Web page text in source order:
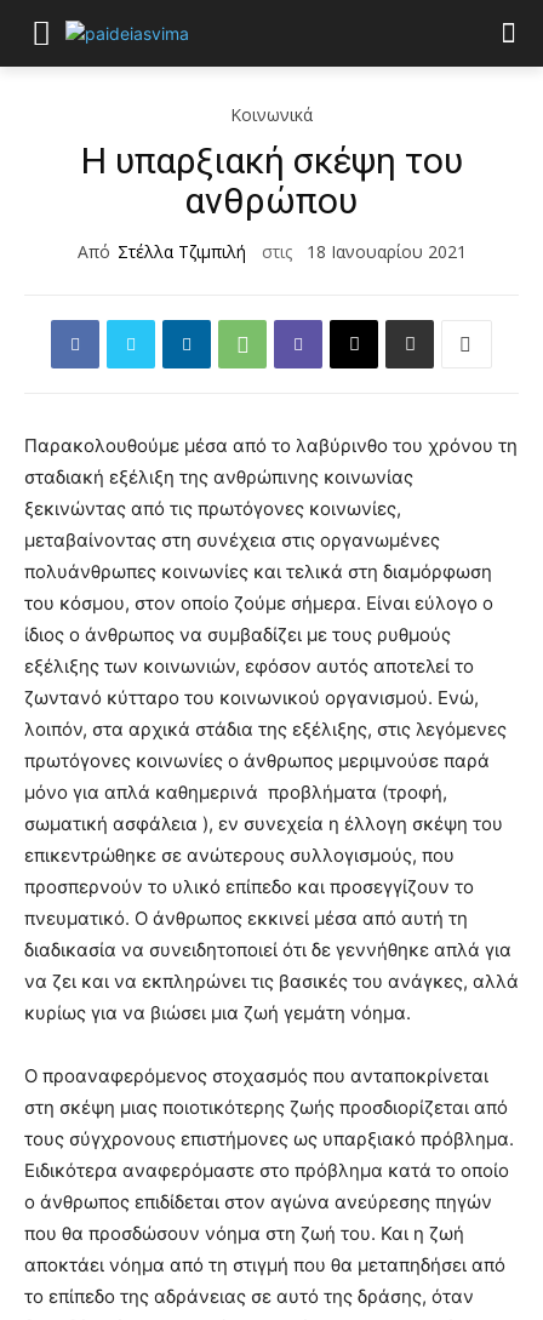
Κοινωνικά
Η υπαρξιακή σκέψη του
ανθρώπου
Από Στέλλα Τζιμπιλή στις 18 Ιανουαρίου 2021
Παρακολουθούμε μέσα από το λαβύρινθο του χρόνου τη
σταδιακή εξέλιξη της ανθρώπινης κοινωνίας
ξεκινώντας από τις πρωτόγονες κοινωνίες,
μεταβαίνοντας στη συνέχεια στις οργανωμένες
πολυάνθρωπες κοινωνίες και τελικά στη διαμόρφωση
του κόσμου, στον οποίο ζούμε σήμερα. Είναι εύλογο ο
ίδιος ο άνθρωπος να συμβαδίζει με τους ρυθμούς
εξέλιξης των κοινωνιών, εφόσον αυτός αποτελεί το
ζωντανό κύτταρο του κοινωνικού οργανισμού. Ενώ,
λοιπόν, στα αρχικά στάδια της εξέλιξης, στις λεγόμενες
πρωτόγονες κοινωνίες ο άνθρωπος μεριμνούσε παρά
μόνο για απλά καθημερινά προβλήματα (τροφή,
σωματική ασφάλεια ), εν συνεχεία η έλλογη σκέψη του
επικεντρώθηκε σε ανώτερους συλλογισμούς, που
προσπερνούν το υλικό επίπεδο και προσεγγίζουν το
πνευματικό. Ο άνθρωπος εκκινεί μέσα από αυτή τη
διαδικασία να συνειδητοποιεί ότι δε γεννήθηκε απλά για
να ζει και να εκπληρώνει τις βασικές του ανάγκες, αλλά
κυρίως για να βιώσει μια ζωή γεμάτη νόημα.
Ο προαναφερόμενος στοχασμός που ανταποκρίνεται
στη σκέψη μιας ποιοτικότερης ζωής προσδιορίζεται από
τους σύγχρονους επιστήμονες ως υπαρξιακό πρόβλημα.
Ειδικότερα αναφερόμαστε στο πρόβλημα κατά το οποίο
ο άνθρωπος επιδίδεται στον αγώνα ανεύρεσης πηγών
που θα προσδώσουν νόημα στη ζωή του. Και η ζωή
αποκτάει νόημα από τη στιγμή που θα μεταπηδήσει από
το επίπεδο της αδράνειας σε αυτό της δράσης, όταν